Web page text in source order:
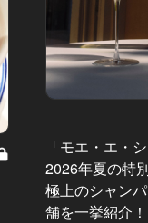
「モエ・エ・
2026年夏の特
極上のシャン
舗を一挙紹介！